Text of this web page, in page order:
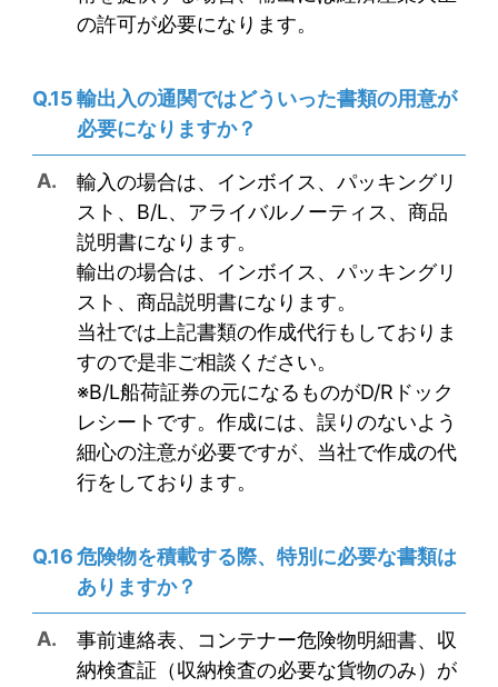
の許可が必要になります。
輸出入の通関ではどういった書類の用意が
必要になりますか？
輸入の場合は、インボイス、パッキングリ
スト、B/L、アライバルノーティス、商品
説明書になります。
輸出の場合は、インボイス、パッキングリ
スト、商品説明書になります。
当社では上記書類の作成代行もしておりま
すので是非ご相談ください。
※B/L船荷証券の元になるものがD/Rドック
レシートです。作成には、誤りのないよう
細心の注意が必要ですが、当社で作成の代
行をしております。
危険物を積載する際、特別に必要な書類は
ありますか？
事前連絡表、コンテナー危険物明細書、収
納検査証（収納検査の必要な貨物のみ）が